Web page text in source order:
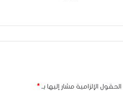
الحقول الإلزامية مشار إليها بـ *